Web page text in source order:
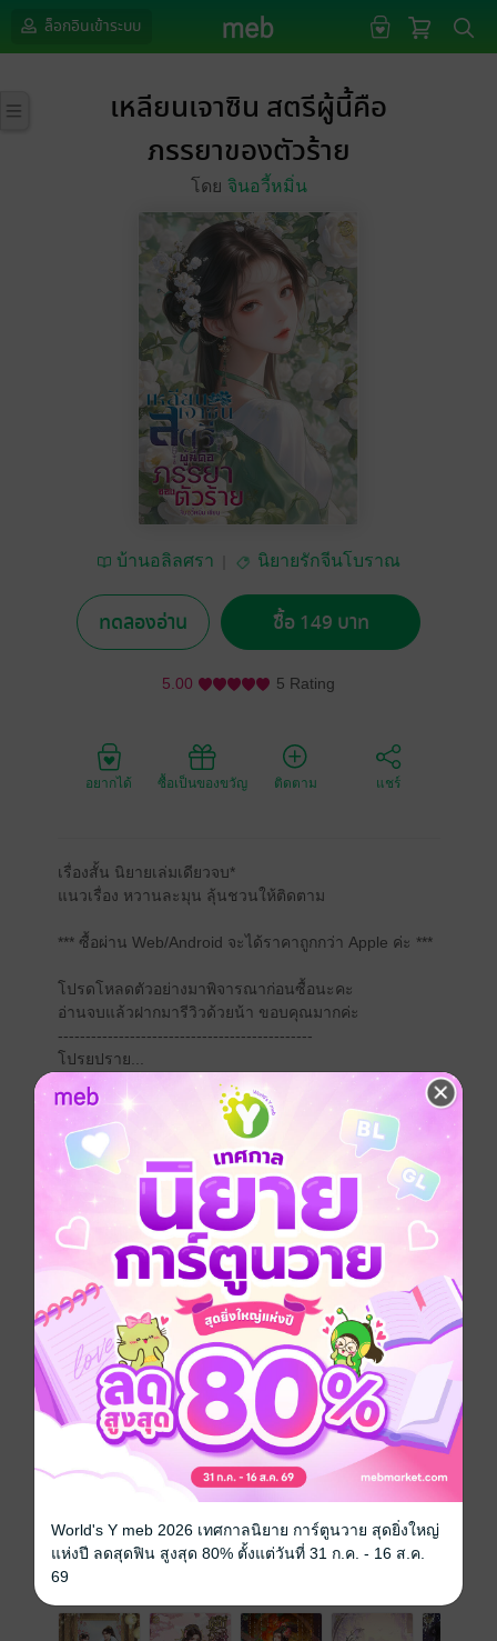
ล็อกอินเข้าระบบ
เหลียนเจาซิน สตรีผู้นี้คือ
ภรรยาของตัวร้าย
โดย จินอวี้หมิ่น
บ้านอลิลศรา นิยายรักจีนโบราณ
ทดลองอ่าน ซื้อ 149 บาท
5.00 5 Rating
อยากได้ ซื้อเป็นของขวัญ ติดตาม แชร์
เรื่องสั้น นิยายเล่มเดียวจบ*
แนวเรื่อง หวานละมุน ลุ้นชวนให้ติดตาม
*** ซื้อผ่าน Web/Android จะได้ราคาถูกกว่า Apple ค่ะ ***
โปรดโหลดตัวอย่างมาพิจารณาก่อนซื้อนะคะ
อ่านจบแล้วฝากมารีวิวด้วยน้า ขอบคุณมากค่ะ
----------------------------------------------
โปรยปราย...
เหลียนเจาซิน คือสตรีไร้ค่าในสายตาของครอบครัว
นางจึงถูกส่งมาเป็นของแลกเปลี่ยนแก่เจ้าสำนักอสูร
จันทรา
จ้าวซานหลง คือบุรุษรูปงามที่เยือกเย็นดุจน้ำแข็งพันปี
ชีวิตของเขาเคยมีเพียงการฝึกฝน และการดูแสำนักให้
ปลอดภัยจากพวกคนชั่วในยุทธภพ
กระทั่งวันหนึ่ง เมื่อมีสตรีอ่อนเดียงสาผู้นั้นก้าวเข้ามา
นางก็พลิกโลกทั้งใบของเขาให้แปรเปลี่ยนไปจากเดิม
จีนโบราณ กำลังภายใน แอบรัก ครอบครัว
ประเภทไฟล์ pdf, epub (สารบัญ)
วันที่วางขาย 20 มิถุนายน 2568
ความยาว 216 หน้า (≈ 23,457 คำ)
229 บาท (ประหยัด 34%)
เรื่องที่คุณน่าจะสนใจ
World's Y meb 2026 เทศกาลนิยาย การ์ตูนวาย สุดยิ่งใหญ่
แห่งปี ลดสุดฟิน สูงสุด 80% ตั้งแต่วันที่ 31 ก.ค. - 16 ส.ค.
69